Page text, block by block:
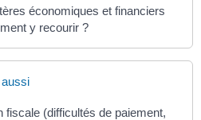
économiques et financiers
y recourir ?
aussi
fiscale (difficultés de paiement,